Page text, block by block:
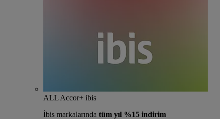
ALL Accor+ ibis
İbis markalarında tüm yıl %15 indirim